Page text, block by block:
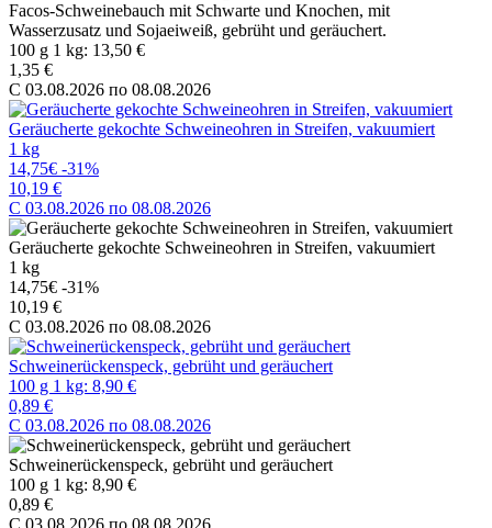
Facos-Schweinebauch mit Schwarte und Knochen, mit
Wasserzusatz und Sojaeiweiß, gebrüht und geräuchert.
100 g 1 kg: 13,50 €
1,35 €
C 03.08.2026 по 08.08.2026
Geräucherte gekochte Schweineohren in Streifen, vakuumiert
1 kg
14,75€ -31%
10,19 €
C 03.08.2026 по 08.08.2026
Geräucherte gekochte Schweineohren in Streifen, vakuumiert
1 kg
14,75€ -31%
10,19 €
C 03.08.2026 по 08.08.2026
Schweinerückenspeck, gebrüht und geräuchert
100 g 1 kg: 8,90 €
0,89 €
C 03.08.2026 по 08.08.2026
Schweinerückenspeck, gebrüht und geräuchert
100 g 1 kg: 8,90 €
0,89 €
C 03.08.2026 по 08.08.2026